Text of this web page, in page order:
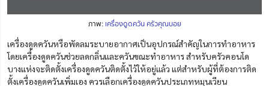
ภาพ: เครื่องดูดควัน ครัวคุณบอย
เครื่องดูดควันหรือพัดลมระบายอากาศเป็นอุปกรณ์สำคัญในการทำอาหาร
โดยเครื่องดูดควันช่วยลดกลิ่นและควันขณะทำอาหาร สำหรับครัวคอนโด
บางแห่งจะติดตั้งเครื่องดูดควันติดตั้งไว้ให้อยู่แล้ว แต่สำหรับผู้ที่ต้องการติด
ตั้งเครื่องดูดควันเพิ่มเอง ควรเลือกเครื่องดูดควันประเภทหมุนเวียน